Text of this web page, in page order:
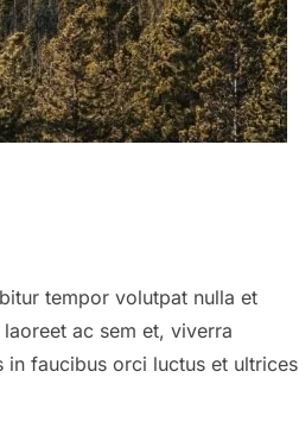
tempor volutpat nulla et
ac sem et, viverra
faucibus orci luctus et ultrices